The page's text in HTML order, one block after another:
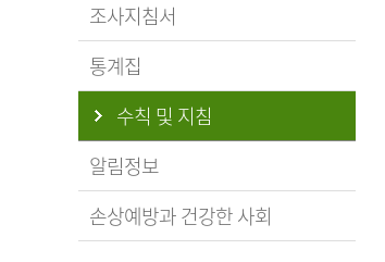
조사지침서
통계집
수칙 및 지침
알림정보
손상예방과 건강한 사회